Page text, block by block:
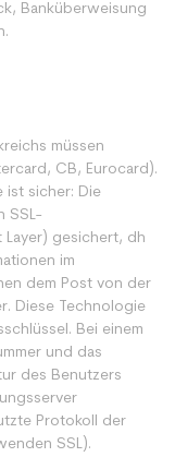
Banküberweisung
müssen
CB, Eurocard).
ist sicher: Die
SSL-
gesichert, dh
im
dem Post von der
Diese Technologie
Bei einem
und das
des Benutzers
Protokoll der
SSL).